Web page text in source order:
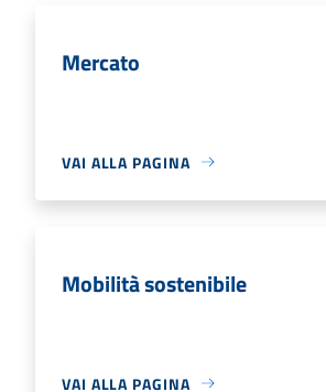
Mercato
VAI ALLA PAGINA
Mobilità sostenibile
VAI ALLA PAGINA